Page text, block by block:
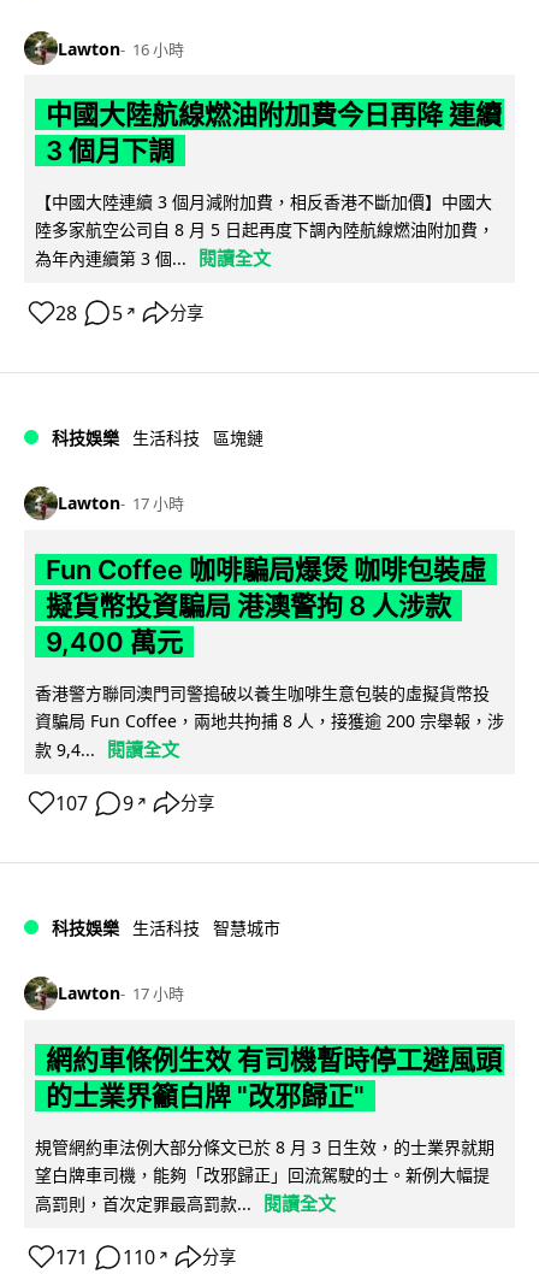
Lawton 16 小時
中國大陸航線燃油附加費今日再降 連續
3 個月下調
【中國大陸連續 3 個月減附加費，相反香港不斷加價】中國大
陸多家航空公司自 8 月 5 日起再度下調內陸航線燃油附加費，
為年內連續第 3 個...
閱讀全文
28 5 ↗ 分享
科技娛樂 生活科技 區塊鏈
Lawton 17 小時
Fun Coffee 咖啡騙局爆煲 咖啡包裝虛
擬貨幣投資騙局 港澳警拘 8 人涉款
9,400 萬元
香港警方聯同澳門司警搗破以養生咖啡生意包裝的虛擬貨幣投
資騙局 Fun Coffee，兩地共拘捕 8 人，接獲逾 200 宗舉報，涉
款 9,4...
閱讀全文
107 9 ↗ 分享
科技娛樂 生活科技 智慧城市
Lawton 17 小時
網約車條例生效 有司機暫時停工避風頭
的士業界籲白牌 "改邪歸正"
規管網約車法例大部分條文已於 8 月 3 日生效，的士業界就期
望白牌車司機，能夠「改邪歸正」回流駕駛的士。新例大幅提
高罰則，首次定罪最高罰款...
閱讀全文
171 110 ↗ 分享